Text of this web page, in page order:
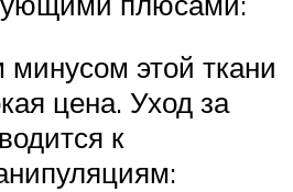
этой ткани
цена. Уход за
к